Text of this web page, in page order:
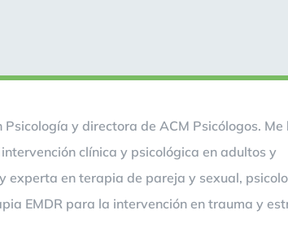
Psicología y directora de ACM Psicólogos. Me
clínica y psicológica en adultos y
experta en terapia de pareja y sexual,
EMDR para la intervención en trauma y